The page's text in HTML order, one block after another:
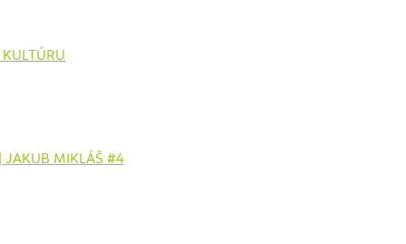
JAKUB MIKLÁŠ #4